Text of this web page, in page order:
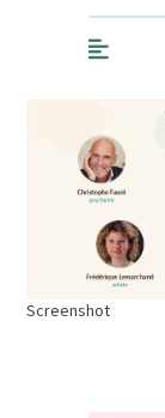
Screenshot